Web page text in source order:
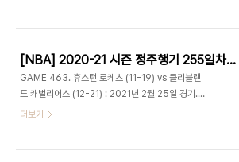
에 득점까지 하며 공수 맹활약. 캐벌리어스 공격 헤매
일 전 골든스테이트는 샬럿 원정에서 테리 로징에게
버저비터를 얻어맞고 충격적인 역전패를 당했다. 당
시 퇴장당하며 패배의 원인을 제공했던 드레이먼드
그린은 경기 후 동료들에게 사과했다고. 이후 워싱턴
전이 끝나고 인터뷰에서 오늘 경기가 기대된다고 했
그린은 워싱턴에게 파울하면서 머리도 건드리는 바
[NBA] 2020-21 시즌 정주행기 255일차 (2021.09.03)
GAME 463. 휴스턴 로케츠 (11-19) vs 클리블랜
드 캐벌리어스 (12-21) : 2021년 2월 25일 경기.
로켓 모기지 필드하우스 - 8연패 중인 휴스턴은 빅
더보기